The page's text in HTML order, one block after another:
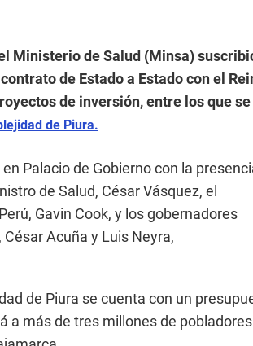
Ministerio de Salud (Minsa)
de Estado a Estado con el
de inversión, entre los que se
de Piura.
Palacio de Gobierno con la
de Salud, César Vásquez, el
Gavin Cook, y los gobernadores
Acuña y Luis Neyra,
de Piura se cuenta con un
a más de tres millones de